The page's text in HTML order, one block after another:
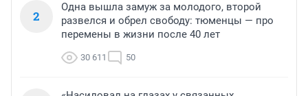
2
Одна вышла замуж за молодого, второй
развелся и обрел свободу: тюменцы — про
перемены в жизни после 40 лет
30 611 50